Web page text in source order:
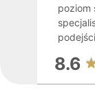
poziom
8.6